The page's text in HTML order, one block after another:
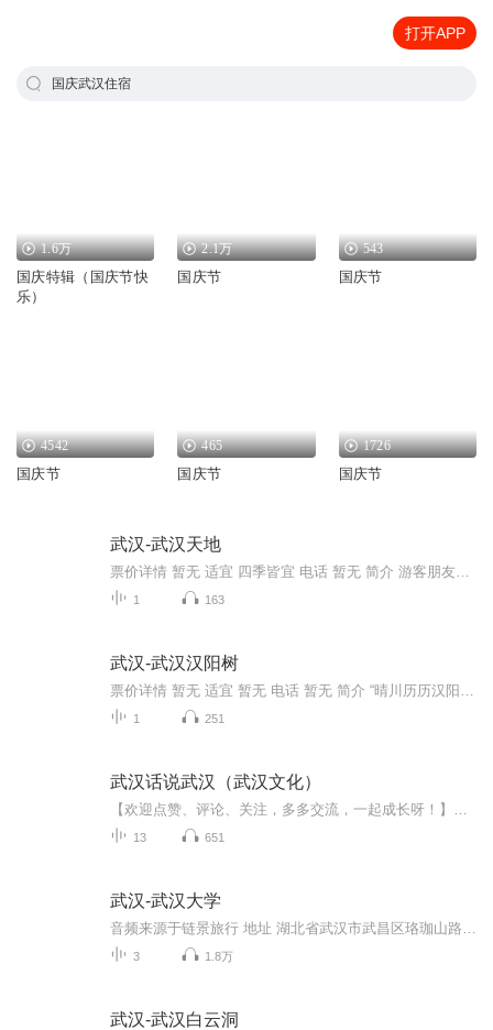
打开APP
国庆武汉住宿
1.6万
国庆特辑（国庆节快
乐）
2.1万
国庆节
543
国庆节
4542
国庆节
465
国庆节
1726
国庆节
武汉-武汉天地
1 163
武汉-武汉汉阳树
1 251
武汉话说武汉（武汉文化）
13 651
武汉-武汉大学
3 1.8万
武汉-武汉白云洞